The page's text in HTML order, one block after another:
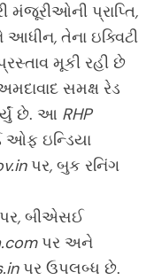
મંજૂરીઓની પ્રાપ્તિ,
આધીન, તેના ઇક્વિટી
મૂકી રહી છે
સમક્ષ રેડ
છે. આ RHP
ઓફ ઇન્ડિયા
પર, બુક રનિંગ
પર, બીએસઈ
પર અને
પર ઉપલબ્ધ છે.